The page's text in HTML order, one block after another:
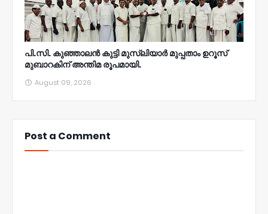
പി.സി. കുഞ്ഞാലൻ കുട്ടി മുസ്‌ലിയാർ മുപ്പതാം ഉറൂസ്‌
മുബാറകിന്‌ അന്തിമ രൂപമായി.
August 09, 2026
Post a Comment